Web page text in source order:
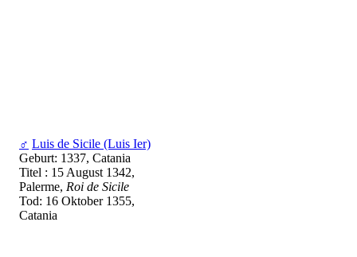
♂ Luis de Sicile (Luis Ier)
Geburt: 1337, Catania
Titel : 15 August 1342,
Palerme, Roi de Sicile
Tod: 16 Oktober 1355,
Catania